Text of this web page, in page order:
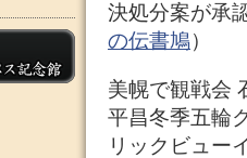
決処分案が承
の伝書鳩）
美幌で観戦会
平昌冬季五輪
リックビュー